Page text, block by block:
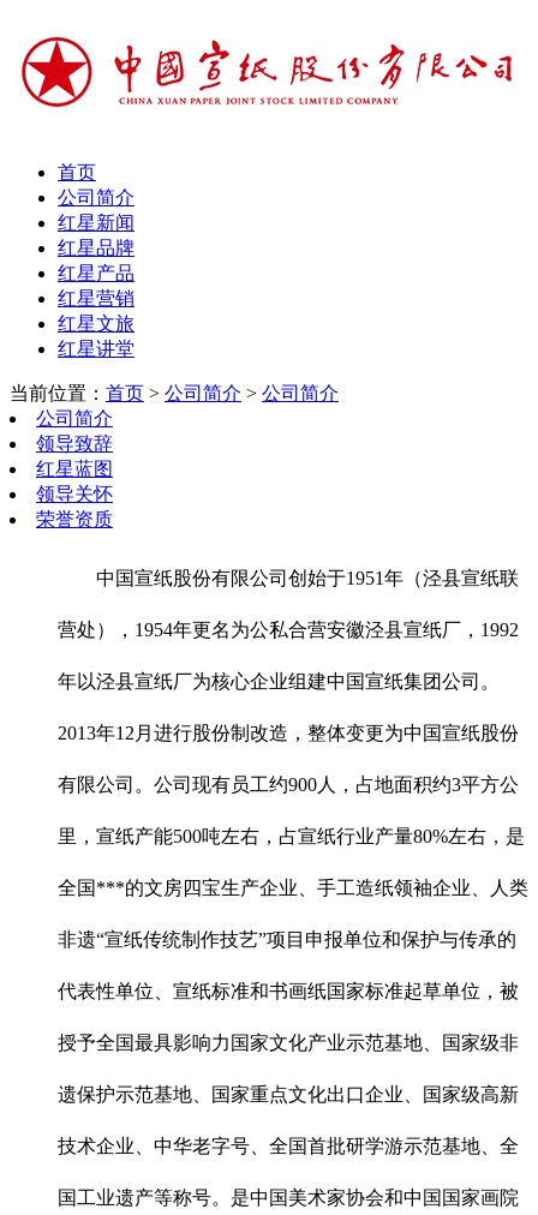
首页
公司简介
红星新闻
红星品牌
红星产品
红星营销
红星文旅
红星讲堂
当前位置： 首页 > 公司简介 > 公司简介
公司简介
领导致辞
红星蓝图
领导关怀
荣誉资质
中国宣纸股份有限公司创始于1951年（泾县宣纸联
营处），1954年更名为公私合营安徽泾县宣纸厂，1992
年以泾县宣纸厂为核心企业组建中国宣纸集团公司。
2013年12月进行股份制改造，整体变更为中国宣纸股份
有限公司。公司现有员工约900人，占地面积约3平方公
里，宣纸产能500吨左右，占宣纸行业产量80%左右，是
全国***的文房四宝生产企业、手工造纸领袖企业、人类
非遗“宣纸传统制作技艺”项目申报单位和保护与传承的
代表性单位、宣纸标准和书画纸国家标准起草单位，被
授予全国最具影响力国家文化产业示范基地、国家级非
遗保护示范基地、国家重点文化出口企业、国家级高新
技术企业、中华老字号、全国首批研学游示范基地、全
国工业遗产等称号。是中国美术家协会和中国国家画院